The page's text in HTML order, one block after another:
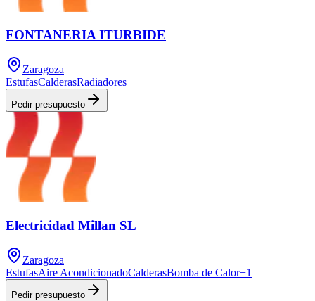
FONTANERIA ITURBIDE
Zaragoza
EstufasCalderasRadiadores
Pedir presupuesto
Electricidad Millan SL
Zaragoza
EstufasAire AcondicionadoCalderasBomba de Calor+1
Pedir presupuesto